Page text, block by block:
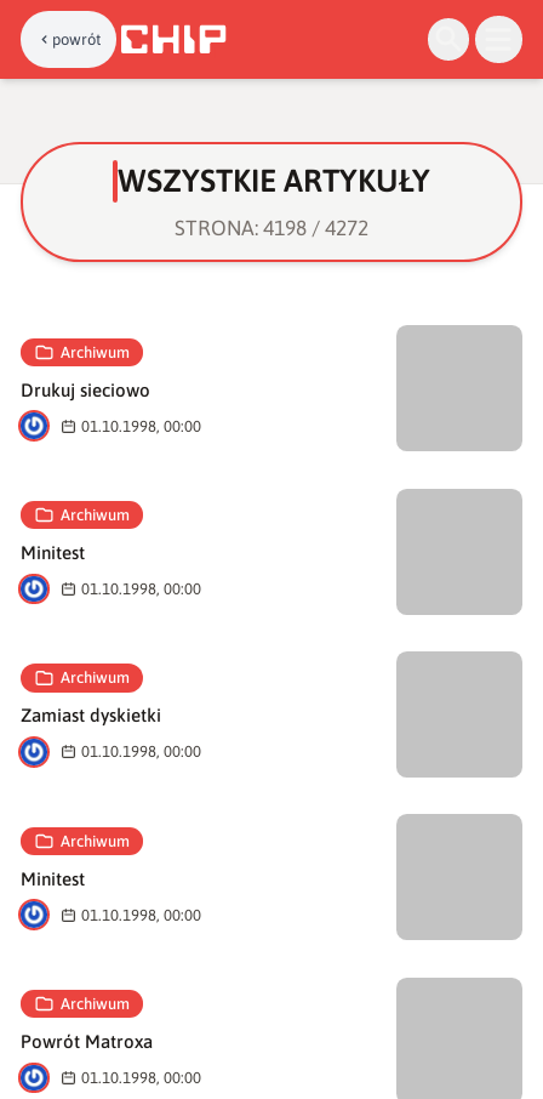
powrót
WSZYSTKIE ARTYKUŁY
STRONA: 4198 / 4272
Archiwum
Drukuj sieciowo
A
01.10.1998, 00:00
Archiwum
Minitest
A
01.10.1998, 00:00
Archiwum
Zamiast dyskietki
A
01.10.1998, 00:00
Archiwum
Minitest
A
01.10.1998, 00:00
Archiwum
Powrót Matroxa
A
01.10.1998, 00:00